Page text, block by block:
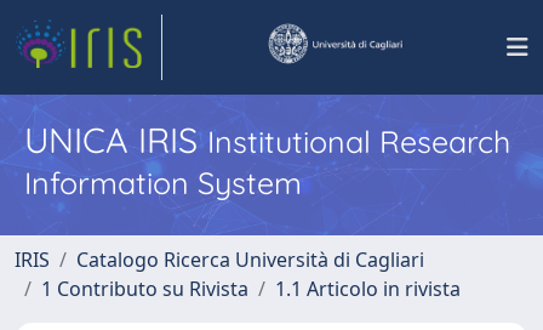
UNICA IRISInstitutional Research
Information System
IRIS
Catalogo Ricerca Università di Cagliari
1 Contributo su Rivista
1.1 Articolo in rivista